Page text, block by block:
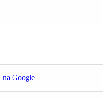
na Google